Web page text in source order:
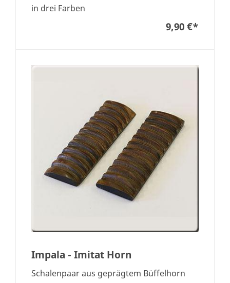
in drei Farben
9,90 €*
Impala - Imitat Horn
Schalenpaar aus geprägtem Büffelhorn